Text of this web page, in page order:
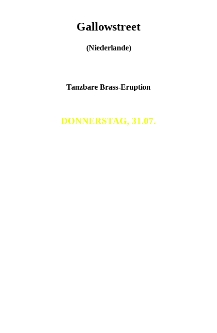
Gallowstreet
(Niederlande)
Tanzbare Brass-Eruption
DONNERSTAG, 31.07.